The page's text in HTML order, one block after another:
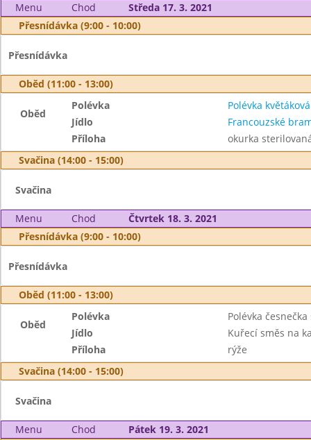
Menu Chod
Středa 17. 3. 2021
Přesnídávka (9:00 - 10:00)
Přesnídávka
Oběd (11:00 - 13:00)
Oběd
Polévka
Polévka květáková
Jídlo
Francouzské
Příloha
okurka
Svačina (14:00 - 15:00)
Svačina
Menu Chod
Čtvrtek 18. 3. 2021
Přesnídávka (9:00 - 10:00)
Přesnídávka
Oběd (11:00 - 13:00)
Oběd
Polévka
Polévka
Jídlo
Kuřecí směs na
Příloha
rýže
Svačina (14:00 - 15:00)
Svačina
Menu Chod
Pátek 19. 3. 2021